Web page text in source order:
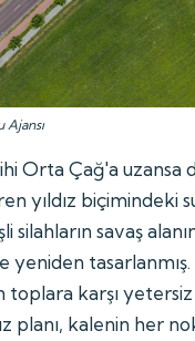
Ajansı
Orta Çağ'a uzansa
yıldız biçimindeki
silahların savaş
yeniden
toplara karşı
planı, kalenin her